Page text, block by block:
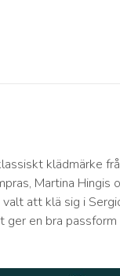
klädmärke
Martina Hingis
att klä sig i
en bra passform